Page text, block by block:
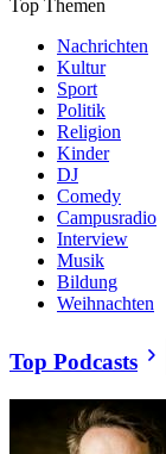
Top Themen
Nachrichten
Kultur
Sport
Politik
Religion
Kinder
DJ
Comedy
Campusradio
Interview
Musik
Bildung
Weihnachten
Top Podcasts